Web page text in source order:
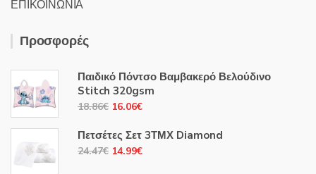
ΕΠΙΚΟΙΝΩΝΙΑ
Προσφορές
Παιδικό Πόντσο Βαμβακερό Βελούδινο
Stitch 320gsm
18.86€ Original
was:
18.86€.
16.06€Η
τιμή
είναι:
Πετσέτες Σετ 3ΤΜΧ Diamond
24.47€ Original
14.99€Η